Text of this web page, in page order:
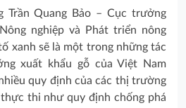
Trần Quang Bảo – Cục trưởng
nghiệp và Phát triển nông
xanh sẽ là một trong những tác
xuất khẩu gỗ của Việt Nam
quy định của các thị trường
thi như quy định chống phá